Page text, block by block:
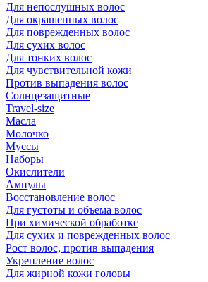
Для непослушных волос
Для окрашенных волос
Для поврежденных волос
Для сухих волос
Для тонких волос
Для чувствительной кожи
Против выпадения волос
Солнцезащитные
Travel-size
Масла
Молочко
Муссы
Наборы
Окислители
Ампулы
Восстановление волос
Для густоты и объема волос
При химической обработке
Для сухих и поврежденных волос
Рост волос, против выпадения
Укрепление волос
Для жирной кожи головы